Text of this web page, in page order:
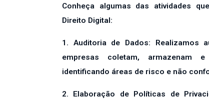
Conheça algumas das atividades
Direito Digital:
1. Auditoria de Dados: Realizamos
empresas coletam, armazenam
identificando áreas de risco e não
2. Elaboração de Políticas de